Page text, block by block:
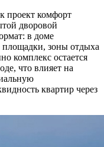
проект комфорт
дворовой
в доме
площадки, зоны отдыха
комплекс остается
что влияет на
квартир через